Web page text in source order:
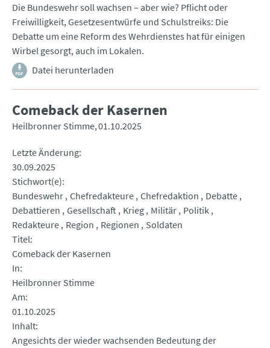
Die Bundeswehr soll wachsen – aber wie? Pflicht oder
Freiwilligkeit, Gesetzesentwürfe und Schulstreiks: Die
Debatte um eine Reform des Wehrdienstes hat für einigen
Wirbel gesorgt, auch im Lokalen.
Datei herunterladen
Comeback der Kasernen
Heilbronner Stimme 01.10.2025
Letzte Änderung
30.09.2025
Stichwort(e)
Bundeswehr Chefredakteure Chefredaktion
Debatte
Debattieren Gesellschaft Krieg Militär Politik
Redakteure Region Regionen
Soldaten
Titel
Comeback der Kasernen
In
Heilbronner Stimme
Am
01.10.2025
Inhalt
Angesichts der wieder wachsenden Bedeutung der